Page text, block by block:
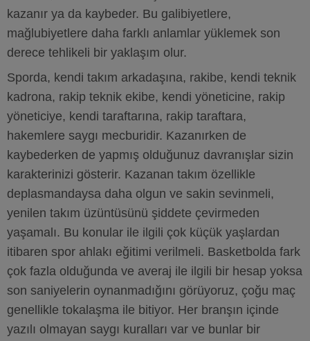
kazanır ya da kaybeder. Bu galibiyetlere,
mağlubiyetlere daha farklı anlamlar yüklemek son
derece tehlikeli bir yaklaşım olur.
Sporda, kendi takım arkadaşına, rakibe, kendi teknik
kadrona, rakip teknik ekibe, kendi yöneticine, rakip
yöneticiye, kendi taraftarına, rakip taraftara,
hakemlere saygı mecburidir. Kazanırken de
kaybederken de yapmış olduğunuz davranışlar sizin
karakterinizi gösterir. Kazanan takım özellikle
deplasmandaysa daha olgun ve sakin sevinmeli,
yenilen takım üzüntüsünü şiddete çevirmeden
yaşamalı. Bu konular ile ilgili çok küçük yaşlardan
itibaren spor ahlakı eğitimi verilmeli. Basketbolda fark
çok fazla olduğunda ve averaj ile ilgili bir hesap yoksa
son saniyelerin oynanmadığını görüyoruz, çoğu maç
genellikle tokalaşma ile bitiyor. Her branşın içinde
yazılı olmayan saygı kuralları var ve bunlar bir